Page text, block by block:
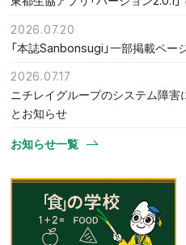
2026.07.20
「本誌Sanbonsugi」一部掲載ペー
2026.07.17
ニチレイグループのシステム障害
とお知らせ
お知らせ一覧